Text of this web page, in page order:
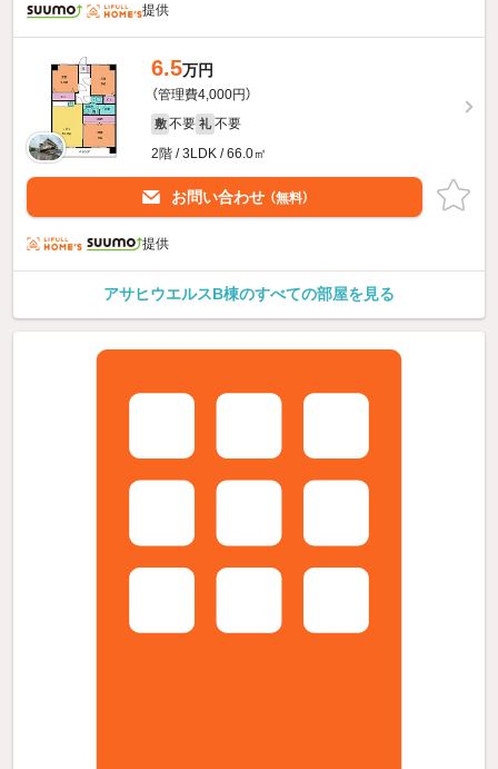
提供
6.5万円
（管理費4,000円）
敷 不要 礼 不要
2階 / 3LDK / 66.0㎡
お問い合わせ （無料）
提供
アサヒウエルスB棟のすべての部屋を見る